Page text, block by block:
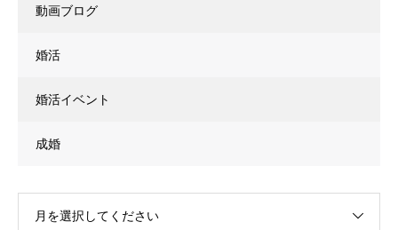
動画ブログ
婚活
婚活イベント
成婚
月を選択してください